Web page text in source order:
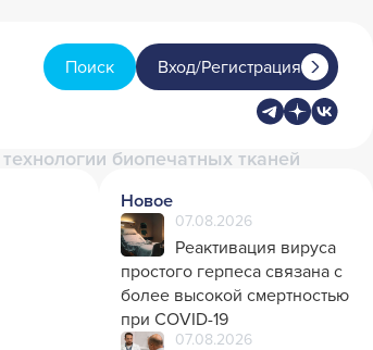
Поиск Вход/Регистрация
биопечатных тканей
Новое
07.08.2026
Реактивация вируса
простого герпеса связана с
более высокой смертностью
при COVID-19
07.08.2026